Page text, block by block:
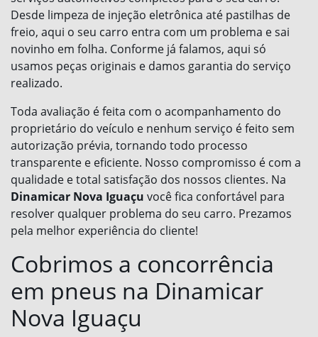
Desde limpeza de injeção eletrônica até pastilhas de
freio, aqui o seu carro entra com um problema e sai
novinho em folha. Conforme já falamos, aqui só
usamos peças originais e damos garantia do serviço
realizado.
Toda avaliação é feita com o acompanhamento do
proprietário do veículo e nenhum serviço é feito sem
autorização prévia, tornando todo processo
transparente e eficiente. Nosso compromisso é com a
qualidade e total satisfação dos nossos clientes. Na
Dinamicar Nova Iguaçu você fica confortável para
resolver qualquer problema do seu carro. Prezamos
pela melhor experiência do cliente!
Cobrimos a concorrência
em pneus na Dinamicar
Nova Iguaçu